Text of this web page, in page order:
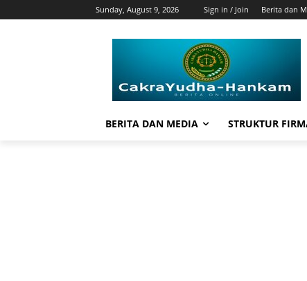
Sunday, August 9, 2026 Sign in / Join Berita dan
BERITA DAN MEDIA STRUKTUR